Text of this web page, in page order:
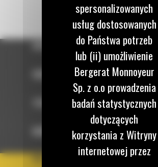
OFERTA
TECHNOLOGIE
DOWIEDZ SIĘ WIĘCEJ
KRAJ
spersonalizowanych
usług dostosowanych
do Państwa potrzeb
lub (ii) umożliwienie
Bergerat Monnoyeur
Sp. z o.o prowadzenia
badań statystycznych
dotyczących
korzystania z Witryny
internetowej przez